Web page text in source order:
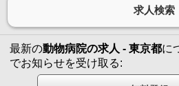
最新の動物病院の求人 - 東京都に
でお知らせを受け取る: